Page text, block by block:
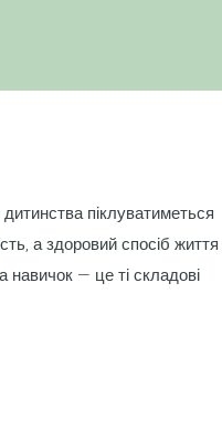
піклуватиметься
а здоровий спосіб життя
на­вичок — це ті складові